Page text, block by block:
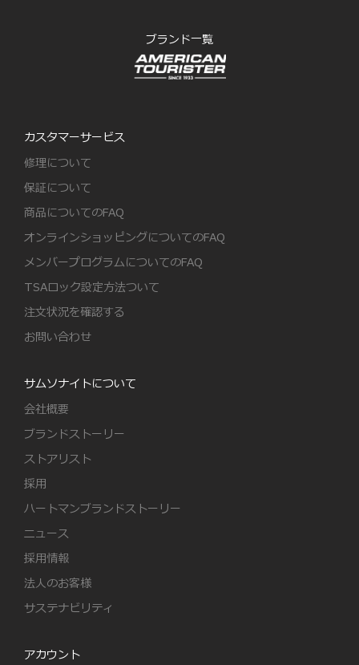
ブランド一覧
カスタマーサービス
修理について
保証について
商品についてのFAQ
オンラインショッピングについてのFAQ
メンバープログラムについてのFAQ
TSAロック設定方法ついて
注文状況を確認する
お問い合わせ
サムソナイトについて
会社概要
ブランドストーリー
ストアリスト
採用
ハートマンブランドストーリー
ニュース
採用情報
法人のお客様
サステナビリティ
アカウント